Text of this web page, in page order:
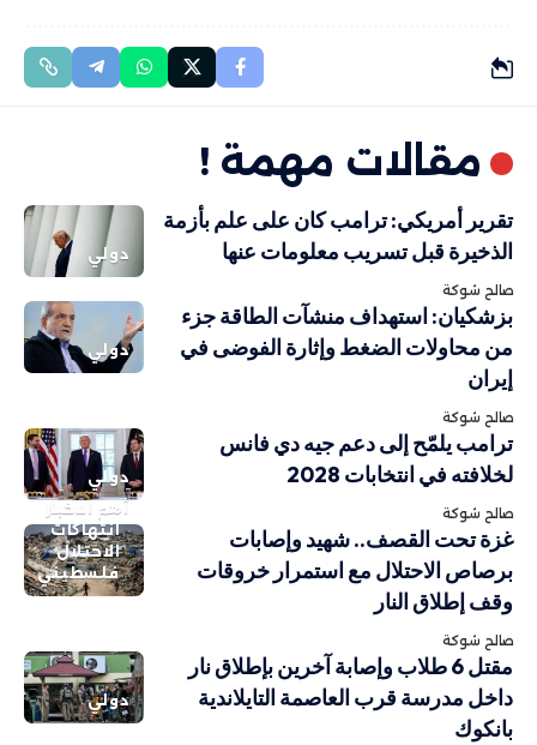
مقالات مهمة !
دولي
تقرير أمريكي: ترامب كان على علم بأزمة
الذخيرة قبل تسريب معلومات عنها
صالح شوكة
دولي
بزشكيان: استهداف منشآت الطاقة جزء
من محاولات الضغط وإثارة الفوضى في
إيران
صالح شوكة
دولي
ترامب يلمّح إلى دعم جيه دي فانس
لخلافته في انتخابات 2028
صالح شوكة
أهم الاخبار
انتهاكات
الاحتلال
فلسطيني
غزة تحت القصف.. شهيد وإصابات
برصاص الاحتلال مع استمرار خروقات
وقف إطلاق النار
صالح شوكة
دولي
مقتل 6 طلاب وإصابة آخرين بإطلاق نار
داخل مدرسة قرب العاصمة التايلاندية
بانكوك